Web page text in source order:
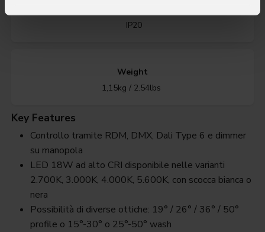
IP20
Weight
1,15kg / 2.54lbs
Key Features
Controllo tramite RDM, DMX, Dali Type 6 e dimmer
su manopola
LED 18W ad alto CRI disponibile nelle varianti
2.700K, 3.000K, 4.000K, 5.600K, con scocca bianca o
nera
Possibilità di diverse ottiche: 19° / 26° / 36° / 50°
profile o 15°-30° o 25°-50° wash